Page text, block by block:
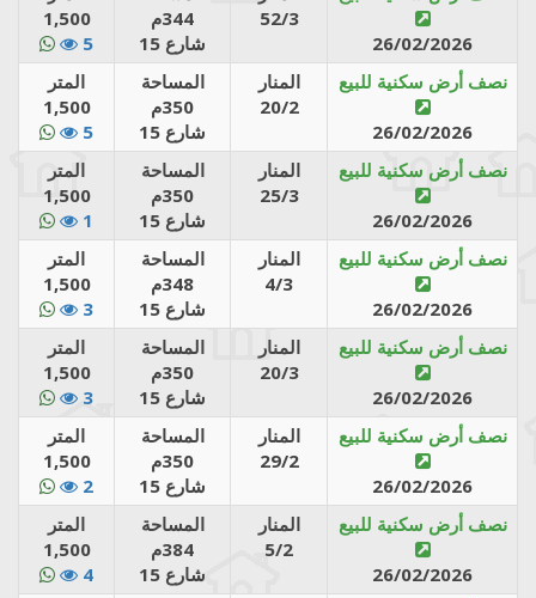
1,500
5
344م
شارع 15
52/3
26/02/2026
المتر
1,500
5
المساحة
350م
شارع 15
المنار
20/2
نصف أرض سكنية للبيع
26/02/2026
المتر
1,500
1
المساحة
350م
شارع 15
المنار
25/3
نصف أرض سكنية للبيع
26/02/2026
المتر
1,500
3
المساحة
348م
شارع 15
المنار
4/3
نصف أرض سكنية للبيع
26/02/2026
المتر
1,500
3
المساحة
350م
شارع 15
المنار
20/3
نصف أرض سكنية للبيع
26/02/2026
المتر
1,500
2
المساحة
350م
شارع 15
المنار
29/2
نصف أرض سكنية للبيع
26/02/2026
المتر
1,500
4
المساحة
384م
شارع 15
المنار
5/2
نصف أرض سكنية للبيع
26/02/2026